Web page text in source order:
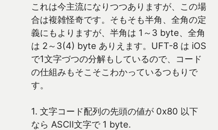
これは今主流になりつつありますが、この場
合は複雑怪奇です。そもそも半角、全角の定
義にもよりますが、半角は 1～3 byte、全角
は 2～3(4) byte ありえます。UFT-8 は iOS
で1文字づつの分解もしているので、コード
の仕組みもそこそこわかっているつもりで
す。
1. 文字コード配列の先頭の値が 0x80 以下
なら ASCII文字で 1 byte.